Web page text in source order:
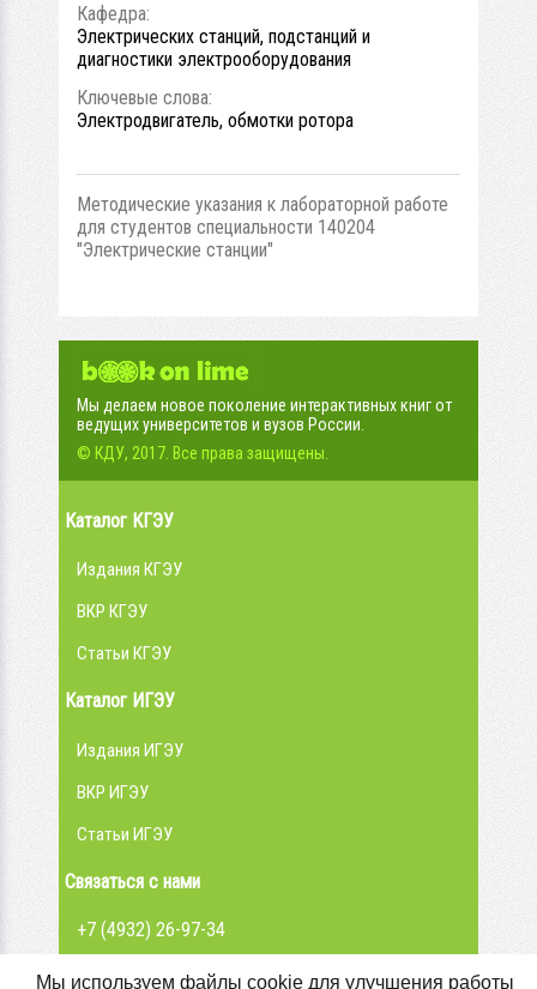
Кафедра:
Электрических станций, подстанций и
диагностики электрооборудования
Ключевые слова:
Электродвигатель, обмотки ротора
Методические указания к лабораторной работе
для студентов специальности 140204
"Электрические станции"
Мы делаем новое поколение интерактивных книг от
ведущих университетов и вузов России.
© КДУ, 2017. Все права защищены.
Каталог КГЭУ
Издания КГЭУ
ВКР КГЭУ
Статьи КГЭУ
Мы используем файлы cookie для улучшения работы
Каталог ИГЭУ
Издания ИГЭУ
ВКР ИГЭУ
Статьи ИГЭУ
Связаться с нами
+7 (4932) 26-97-34
admin@library.ispu.ru